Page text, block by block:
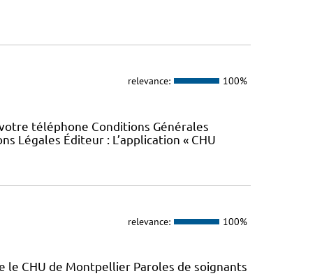
relevance: 100%
téléphone Conditions Générales
Légales Éditeur : L’application « CHU
relevance: 100%
le CHU de Montpellier Paroles de soignants